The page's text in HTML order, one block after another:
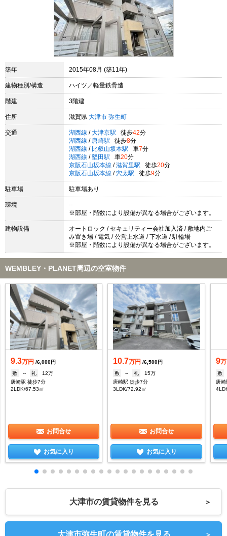
築年 2015年08月 (築11年)
建物種別/構造 ハイツ／軽量鉄骨造
階建 3階建
住所 滋賀県 大津市 弥生町
交通 湖西線 / 大津京駅 徒歩42分
湖西線 / 唐崎駅 徒歩8分
湖西線 / 比叡山坂本駅 車7分
湖西線 / 堅田駅 車20分
京阪石山坂本線 / 滋賀里駅 徒歩20分
京阪石山坂本線 / 穴太駅 徒歩9分
駐車場 駐車場あり
環境
--
※部屋・階数により設備が異なる場合がございます。
建物設備
オートロック / セキュリティー会社加入済 / 敷地内ご
み置き場 / 電気 / 公営上水道 / 下水道 / 駐輪場
※部屋・階数により設備が異なる場合がございます。
WEMBLEY・PLANET周辺の空室物件
9.3万円 /6,000円
敷
-- 礼
12万
唐崎駅 徒歩7分
2LDK/67.53㎡
お問合せ
お気に入り
10.7万円 /6,500円
敷
-- 礼
15万
唐崎駅 徒歩7分
3LDK/72.92㎡
お問合せ
お気に入り
9
敷
唐
大津市の賃貸物件を見る ＞
大津市弥生町の賃貸物件を見る ＞